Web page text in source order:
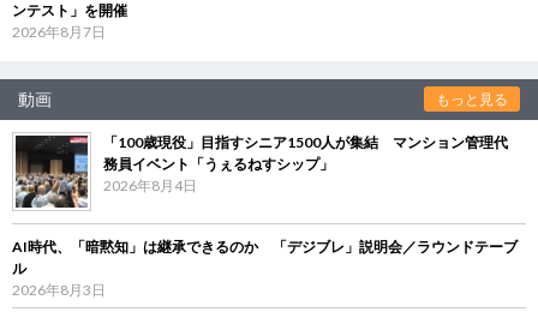
ンテスト」を開催
2026年8月7日
動画 もっと見る
「100歳現役」目指すシニア1500人が集結 マンション管理代
務員イベント「うぇるねすシップ」
2026年8月4日
AI時代、「暗黙知」は継承できるのか 「デジブレ」説明会／ラウンドテーブ
ル
2026年8月3日